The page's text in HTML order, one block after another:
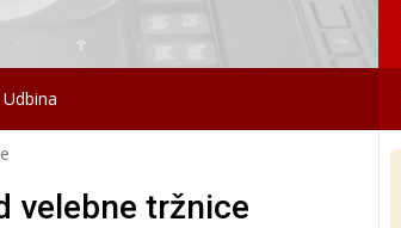
Udbina
velebne tržnice